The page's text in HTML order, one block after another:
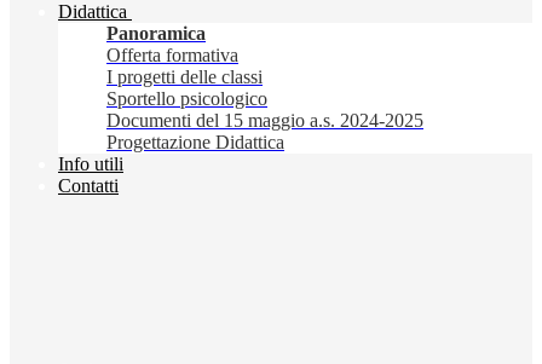
Didattica
Panoramica
Offerta formativa
I progetti delle classi
Sportello psicologico
Documenti del 15 maggio a.s. 2024-2025
Progettazione Didattica
Info utili
Contatti